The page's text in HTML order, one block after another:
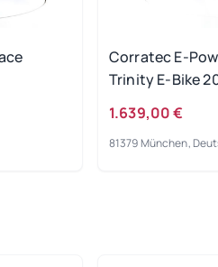
Corratec E-
Trinity E-Bike
1.639,00 €
81379 München,